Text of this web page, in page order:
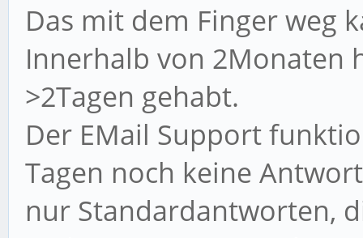
Das mit dem Finger weg
Innerhalb von 2Monaten
>2Tagen gehabt.
Der EMail Support
Tagen noch keine
nur Standardantworten,